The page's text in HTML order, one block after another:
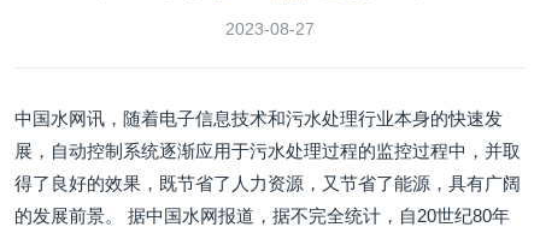
2023-08-27
中国水网讯，随着电子信息技术和污水处理行业本身的快速发
展，自动控制系统逐渐应用于污水处理过程的监控过程中，并取
得了良好的效果，既节省了人力资源，又节省了能源，具有广阔
的发展前景。 据中国水网报道，据不完全统计，自20世纪80年